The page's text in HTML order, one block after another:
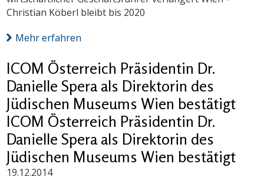
Christian Köberl bleibt bis 2020
Mehr erfahren
ICOM Österreich Präsidentin Dr.
Danielle Spera als Direktorin des
Jüdischen Museums Wien bestätigt
ICOM Österreich Präsidentin Dr.
Danielle Spera als Direktorin des
Jüdischen Museums Wien bestätigt
19.12.2014